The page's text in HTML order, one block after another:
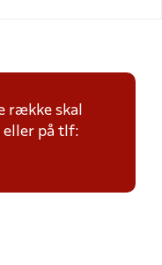
række skal
eller på tlf: